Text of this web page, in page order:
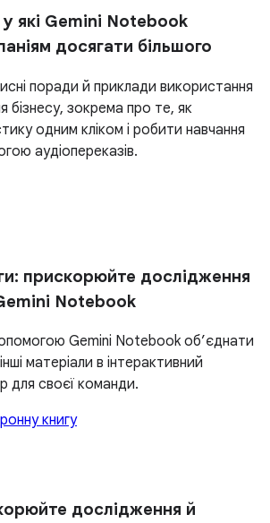
у які Gemini Notebook
досягати більшого
поради й приклади використання
бізнесу, зокрема про те, як
одним кліком і робити навчання
аудіопереказів.
прискорюйте дослідження
Notebook
Gemini Notebook об’єднати
матеріали в інтерактивний
для своєї команди.
книгу
дослідження й